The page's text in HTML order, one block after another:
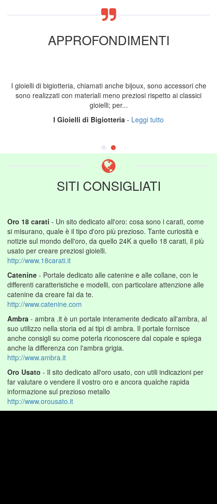
APPROFONDIMENTI
I gioielli di bigiotteria, chiamati anche bijoux, sono accessori che
sono realizzati con materiali meno preziosi rispetto ai classici
gioielli; per...
I Gioielli di Bigiotteria - Leggi tutto
SITI CONSIGLIATI
Oro 18 carati - Un sito dedicato all'oro: cosa sono i carati, come
si misurano, quale è il tipo d'oro più prezioso. Tante curiosità e
notizie sul mondo dell'oro, da quello 24K a quello 18 carati, il più
usato per creare preziosi gioielli.
http://www.18carati.it
Catenine - Portale dedicato alle catenine e alle collane, con le
differenti caratteristiche e modelli, con particolare attenzione alle
catenine da creare fai da te.
http://www.catenine.com
Ambra - ambra .it è un portale interamente dedicato all'ambra, al
suo utilizzo nella storia ed ai tipi di ambra. Il portale fornisce
anche consigli su come poterla riconoscere dal copale e spiega
anche la differenza con l'ambra grigia.
http://www.ambra.it
Oro Usato - Il sito dedicato all'oro usato, con utili indicazioni per
far valutare o vendere il vostro oro e ancora qualche rapida
informazione sul prezioso metallo
http://www.orousato.it